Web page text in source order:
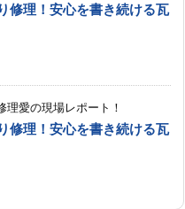
修理！安心を書き続ける瓦
理愛の現場レポート！
修理！安心を書き続ける瓦